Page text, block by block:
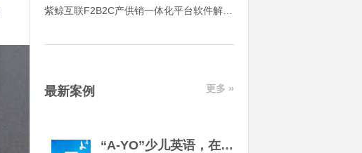
最新案例 更多 »
“A-YO”少儿英语，在线语言学习平台开发经典案例